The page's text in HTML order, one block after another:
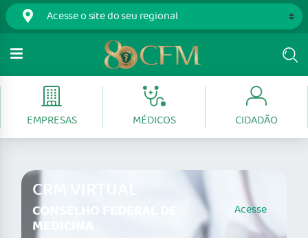
EMPRESAS MÉDICOS CIDADÃO
CRM VIRTUAL
CONSELHO FEDERAL DE
MEDICINA
Acesse